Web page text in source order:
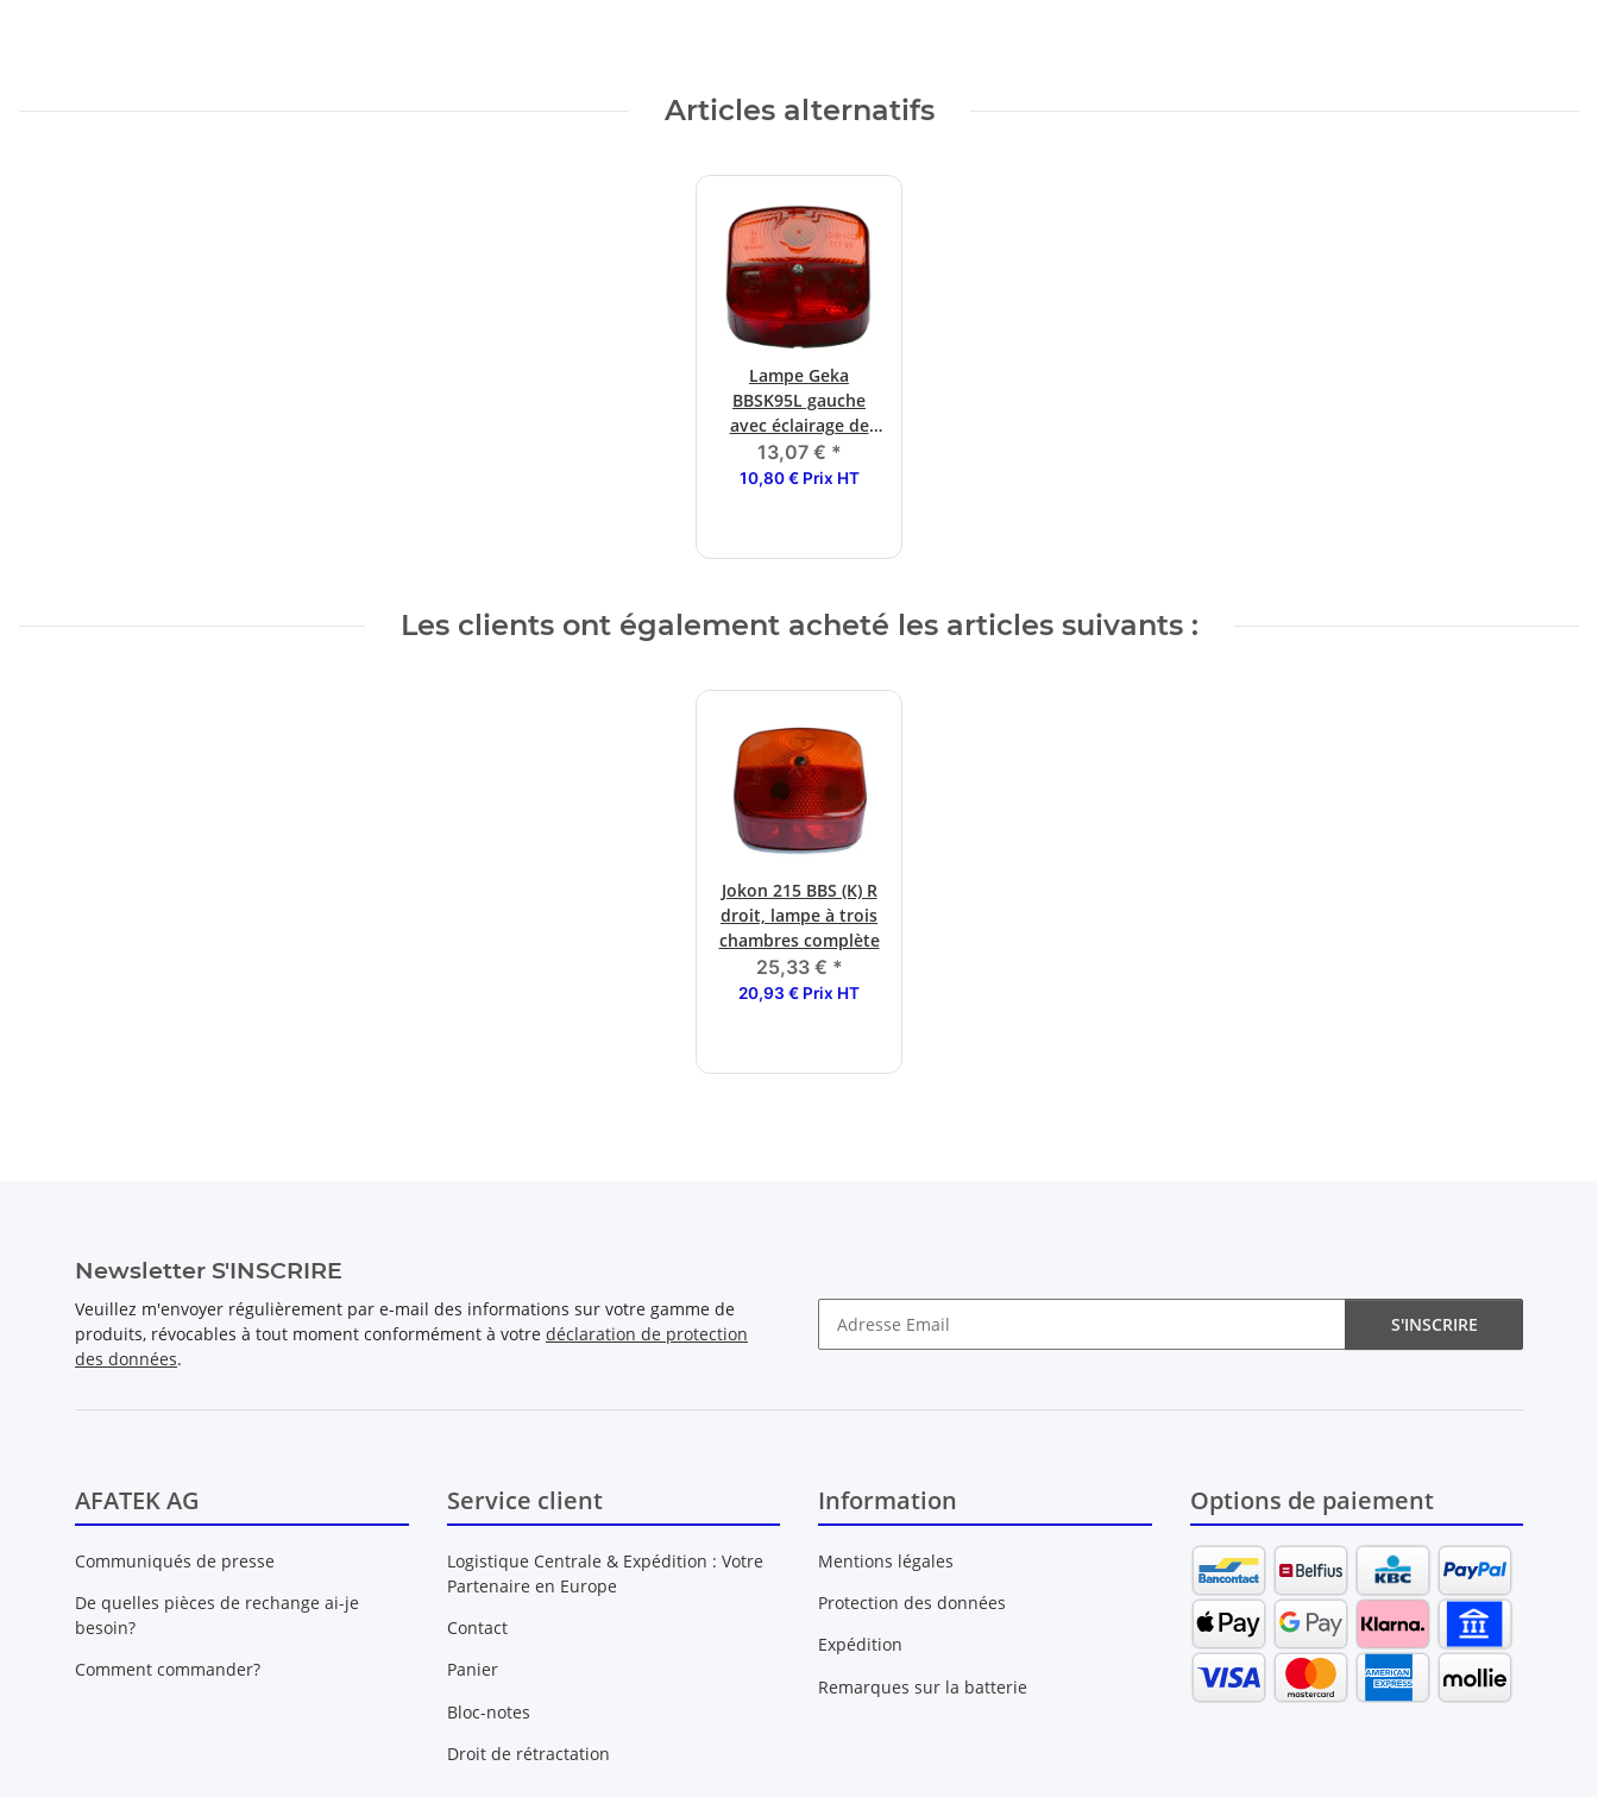
Articles alternatifs
Lampe Geka
BBSK95L gauche
avec éclairage de
plaque
d'immatriculation
13,07 € *
10,80 € Prix HT
Les clients ont également acheté les articles suivants :
Jokon 215 BBS (K) R
droit, lampe à trois
chambres complète
25,33 € *
20,93 € Prix HT
Newsletter S'INSCRIRE
Veuillez m'envoyer régulièrement par e-mail des informations sur votre gamme de
produits, révocables à tout moment conformément à votre déclaration de protection
des données.
S'INSCRIRE
AFATEK AG
Communiqués de presse
De quelles pièces de rechange ai-je
besoin?
Comment commander?
Service client
Logistique Centrale & Expédition : Votre
Partenaire en Europe
Contact
Panier
Bloc-notes
Droit de rétractation
Information
Mentions légales
Protection des données
Expédition
Remarques sur la batterie
Options de paiement